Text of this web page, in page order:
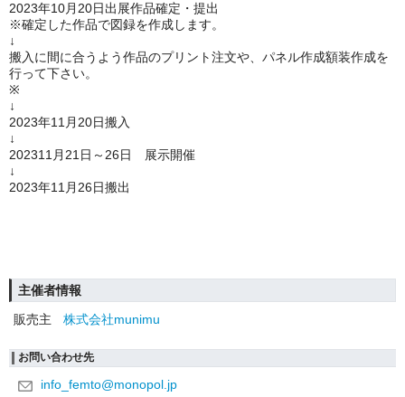
2023年10月20日出展作品確定・提出
※確定した作品で図録を作成します。
↓
搬入に間に合うよう作品のプリント注文や、パネル作成額装作成を
行って下さい。
※
↓
2023年11月20日搬入
↓
202311月21日～26日 展示開催
↓
2023年11月26日搬出
主催者情報
販売主
株式会社munimu
お問い合わせ先
info_femto@monopol.jp